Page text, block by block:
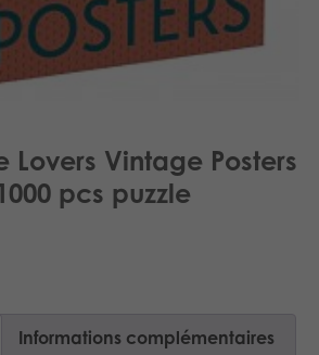
Lovers Vintage Posters
pcs puzzle
Informations complémentaires